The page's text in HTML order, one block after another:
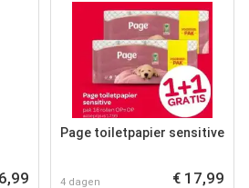
Page toiletpapier sensitive
4 dagen € 17,99